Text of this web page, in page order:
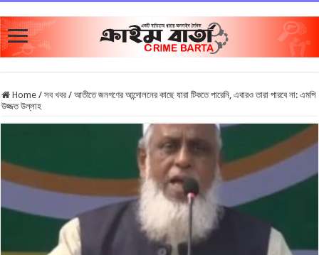
Home / সব খবর / আতীতে জনগণের আন্দোলনের কাছে যারা টিকতে পারেনি, এবারও তারা পারবে না: এমপি
উজ্জত উল্লাহ